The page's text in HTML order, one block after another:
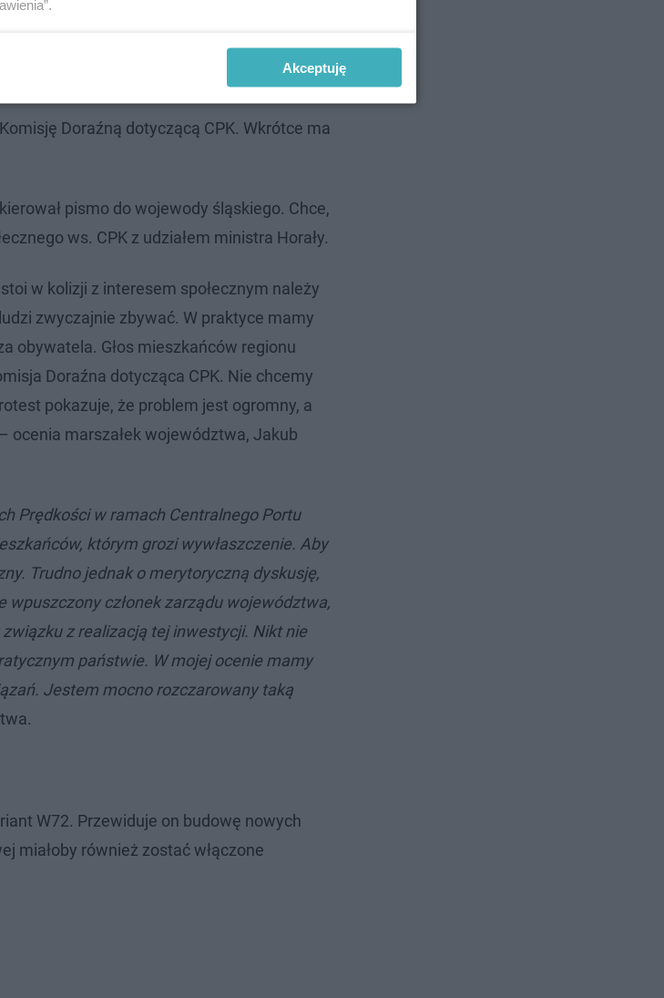
Doraźną dotyczącą CPK. Wkrótce ma
pismo do wojewody śląskiego. Chce,
ws. CPK z udziałem ministra Horały.
w kolizji z interesem społecznym należy
zwyczajnie zbywać. W praktyce mamy
obywatela. Głos mieszkańców regionu
Doraźna dotycząca CPK. Nie chcemy
pokazuje, że problem jest ogromny, a
ocenia marszałek województwa, Jakub
Prędkości w ramach Centralnego Portu
którym grozi wywłaszczenie. Aby
Trudno jednak o merytoryczną dyskusję,
wpuszczony członek zarządu województwa,
z realizacją tej inwestycji. Nikt nie
państwie. W mojej ocenie mamy
Jestem mocno rozczarowany taką
W72. Przewiduje on budowę nowych
miałoby również zostać włączone
Akceptuję